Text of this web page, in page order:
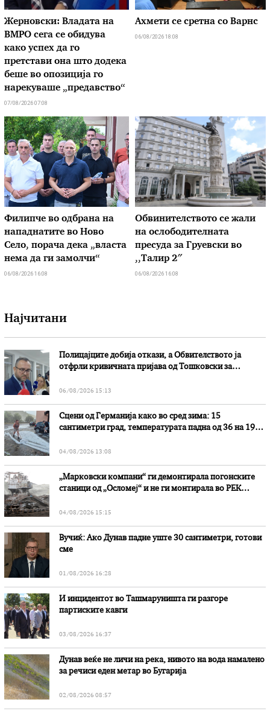
Жерновски: Владата на
ВМРО сега се обидува
како успех да го
претстави она што додека
беше во опозиција го
нарекуваше „предавство“
07/08/2026 07:08
Ахмети се сретна со Варнс
06/08/2026 18:08
Филипче во одбрана на
нападнатите во Ново
Село, порача дека „власта
нема да ги замолчи“
06/08/2026 16:08
Обвинителството се жали
на ослободителната
пресуда за Груевски во
,,Талир 2″
06/08/2026 16:08
Најчитани
Полицајците добија откази, а Обвителството ја
отфрли кривичната пријава од Тошковски за
06/08/2026 15:13
Сцени од Германија како во сред зима: 15
сантиметри град, температурата падна од 36 на 19
04/08/2026 13:08
„Марковски компани“ ги демонтирала погонските
станици од „Осломеј“ и не ги монтирала во РЕК
04/08/2026 15:15
Вучиќ: Ако Дунав падне уште 30 сантиметри, готови
сме
01/08/2026 16:28
И инцидентот во Ташмаруништa ги разгоре
партиските кавги
03/08/2026 16:37
Дунав веќе не личи на река, нивото на вода намалено
за речиси еден метар во Бугарија
02/08/2026 08:57